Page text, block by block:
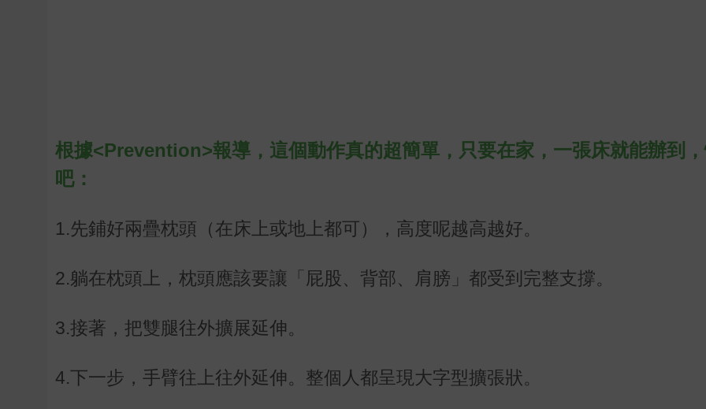
根據<Prevention>報導，這個動作真的超簡單，只要在家，一張床就能辦到
吧：
1.先鋪好兩疊枕頭（在床上或地上都可），高度呢越高越好。
2.躺在枕頭上，枕頭應該要讓「屁股、背部、肩膀」都受到完整支撐。
3.接著，把雙腿往外擴展延伸。
4.下一步，手臂往上往外延伸。整個人都呈現大字型擴張狀。